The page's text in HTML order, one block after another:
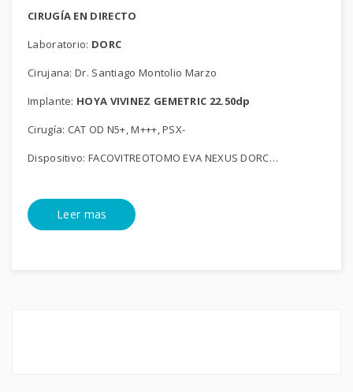
CIRUGÍA EN DIRECTO
Laboratorio: DORC
Cirujana: Dr. Santiago Montolio Marzo
Implante: HOYA VIVINEZ GEMETRIC 22.50dp
Cirugía: CAT OD N5+, M+++, PSX-
Dispositivo: FACOVITREOTOMO EVA NEXUS DORC…
Leer mas